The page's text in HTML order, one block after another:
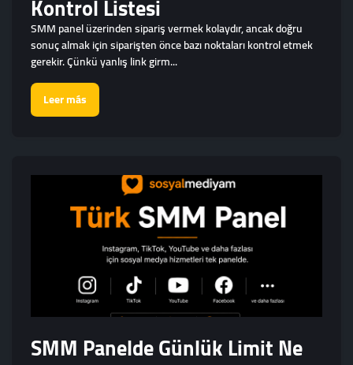
Kontrol Listesi
SMM panel üzerinden sipariş vermek kolaydır, ancak doğru
sonuç almak için siparişten önce bazı noktaları kontrol etmek
gerekir. Çünkü yanlış link girm...
Leer más
SMM Panelde Günlük Limit Ne